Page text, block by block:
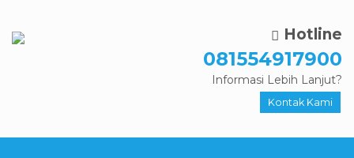
Hotline
081554917900
Informasi Lebih Lanjut?
Kontak Kami